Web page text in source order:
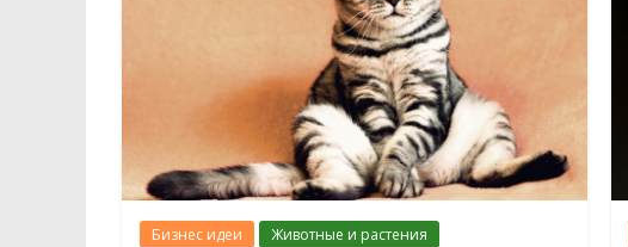
Бизнес идеи Животные и растения